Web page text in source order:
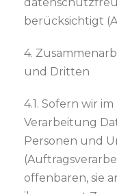
berücksichtigt
4.
und Dritten
4.1. Sofern wir
Verarbeitung
Personen und
offenbaren, sie